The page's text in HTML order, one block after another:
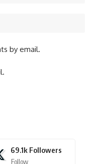
by email.
69.1k Followers
Follow